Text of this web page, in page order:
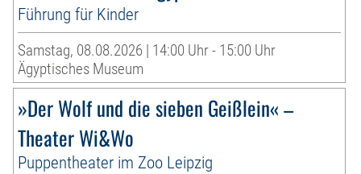
Führung für Kinder
Samstag, 08.08.2026 | 14:00 Uhr - 15:00 Uhr
Ägyptisches Museum
»Der Wolf und die sieben Geißlein« –
Theater Wi&Wo
Puppentheater im Zoo Leipzig